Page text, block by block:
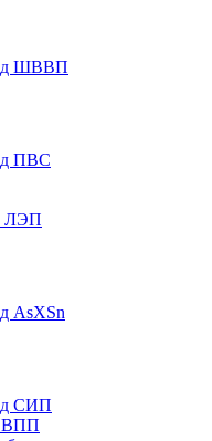
ШВВП
ПВС
ЛЭП
AsXSn
СИП
ВПП